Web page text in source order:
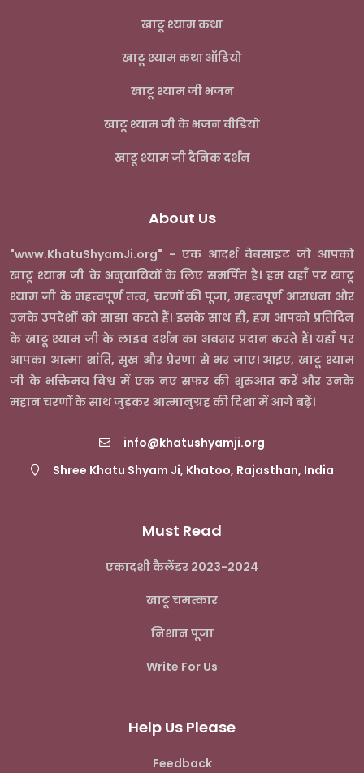
खाटू श्याम कथा
खाटू श्याम कथा ऑडियो
खाटू श्याम जी भजन
खाटू श्याम जी के भजन वीडियो
खाटू श्याम जी दैनिक दर्शन
About Us
"www.KhatuShyamJi.org" - एक आदर्श वेबसाइट जो आपको
खाटू श्याम जी के अनुयायियों के लिए समर्पित है। हम यहाँ पर खाटू
श्याम जी के महत्वपूर्ण तत्व, चरणों की पूजा, महत्वपूर्ण आराधना और
उनके उपदेशों को साझा करते हैं। इसके साथ ही, हम आपको प्रतिदिन
के खाटू श्याम जी के लाइव दर्शन का अवसर प्रदान करते हैं। यहाँ पर
आपका आत्मा शांति, सुख और प्रेरणा से भर जाए। आइए, खाटू श्याम
जी के भक्तिमय विश्व में एक नए सफर की शुरुआत करें और उनके
महान चरणों के साथ जुड़कर आत्मानुग्रह की दिशा में आगे बढ़ें।
info@khatushyamji.org
Shree Khatu Shyam Ji, Khatoo, Rajasthan, India
Must Read
एकादशी कैलेंडर 2023-2024
खाटू चमत्कार
निशान पूजा
Write For Us
Help Us Please
Feedback